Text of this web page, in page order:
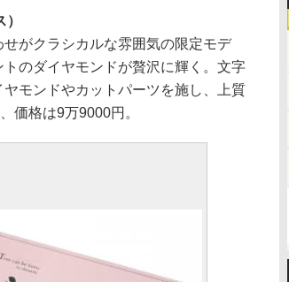
がクラシカルな雰囲気の限定モデ
のダイヤモンドが贅沢に輝く。文字
モンドやカットパーツを施し、上質
価格は9万9000円。